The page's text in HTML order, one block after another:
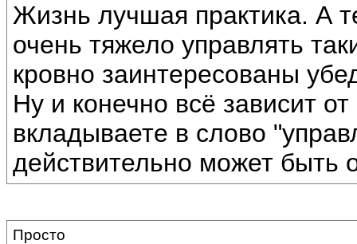
Жизнь лучшая практика. А
очень тяжело управлять
кровно заинтересованы
Ну и конечно всё зависит
вкладываете в слово
действительно может быть
Просто